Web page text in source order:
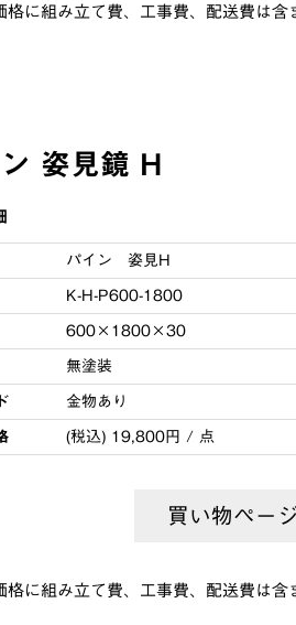
格に組み立て費、工事費、配送費は含
姿見鏡 H
パイン 姿見H
K-H-P600-1800
600×1800×30
無塗装
金物あり
(税込) 19,800円 / 点
買い物ペー
格に組み立て費、工事費、配送費は含